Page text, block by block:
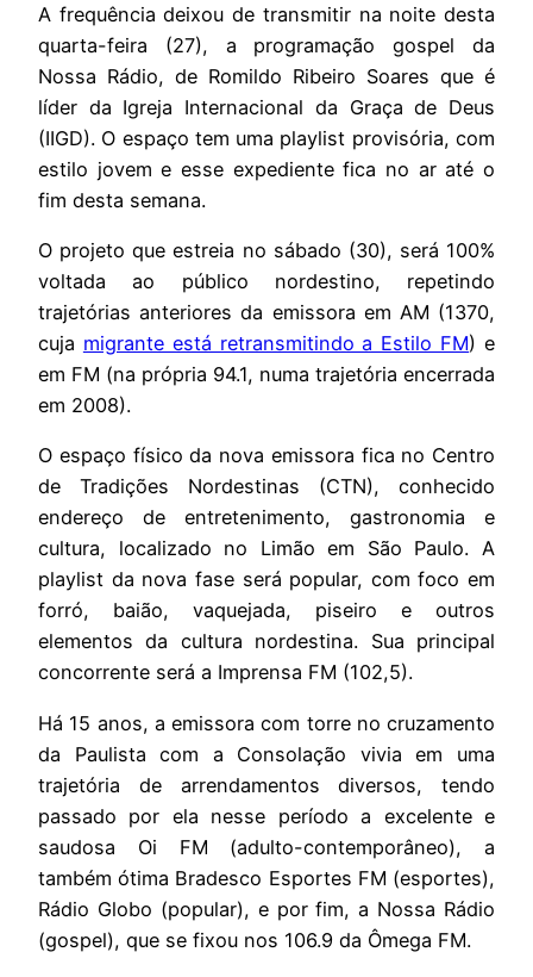
A frequência deixou de transmitir na noite desta
quarta-feira (27), a programação gospel da
Nossa Rádio, de Romildo Ribeiro Soares que é
líder da Igreja Internacional da Graça de Deus
(IIGD). O espaço tem uma playlist provisória, com
estilo jovem e esse expediente fica no ar até o
fim desta semana.
O projeto que estreia no sábado (30), será 100%
voltada ao público nordestino, repetindo
trajetórias anteriores da emissora em AM (1370,
cuja migrante está retransmitindo a Estilo FM) e
em FM (na própria 94.1, numa trajetória encerrada
em 2008).
O espaço físico da nova emissora fica no Centro
de Tradições Nordestinas (CTN), conhecido
endereço de entretenimento, gastronomia e
cultura, localizado no Limão em São Paulo. A
playlist da nova fase será popular, com foco em
forró, baião, vaquejada, piseiro e outros
elementos da cultura nordestina. Sua principal
concorrente será a Imprensa FM (102,5).
Há 15 anos, a emissora com torre no cruzamento
da Paulista com a Consolação vivia em uma
trajetória de arrendamentos diversos, tendo
passado por ela nesse período a excelente e
saudosa Oi FM (adulto-contemporâneo), a
também ótima Bradesco Esportes FM (esportes),
Rádio Globo (popular), e por fim, a Nossa Rádio
(gospel), que se fixou nos 106.9 da Ômega FM.